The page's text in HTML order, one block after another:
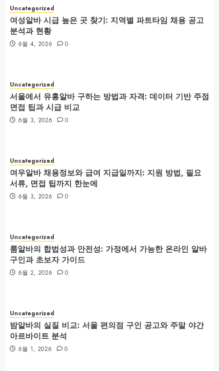
Uncategorized
여성알바 시급 높은 곳 찾기: 지역별 파트타임 채용 공고
분석과 현황
6월 4, 2026 0
Uncategorized
서울에서 유흥알바 구하는 방법과 자격: 데이터 기반 주점
면접 팁과 시급 비교
6월 3, 2026 0
Uncategorized
여우알바 채용정보와 급여 지급일까지: 지원 방법, 필요
서류, 면접 팁까지 한눈에
6월 3, 2026 0
Uncategorized
룸알바의 합법성과 안전성: 가정에서 가능한 온라인 알바
구인과 초보자 가이드
6월 2, 2026 0
Uncategorized
밤알바의 실질 비교: 서울 편의점 구인 공고와 주말 야간
아르바이트 분석
6월 1, 2026 0